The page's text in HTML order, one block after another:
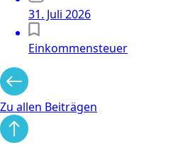
31. Juli 2026
Einkommensteuer
Zu allen Beiträgen